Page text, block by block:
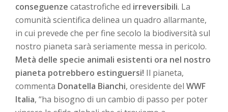
conseguenze catastrofiche ed irreversibili. La
comunità scientifica delinea un quadro allarmante,
in cui prevede che per fine secolo la biodiversità sul
nostro pianeta sarà seriamente messa in pericolo.
Metà delle specie animali esistenti ora nel nostro
pianeta potrebbero estinguersi! Il pianeta,
commenta Donatella Bianchi, oresidente del WWF
Italia, “ha bisogno di un cambio di passo per poter